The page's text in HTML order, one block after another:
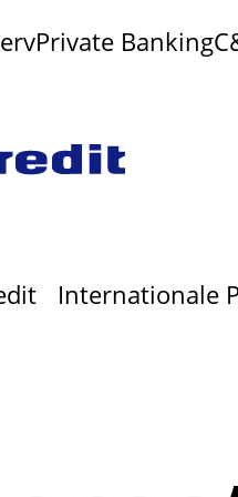
Private Banking
Internationale